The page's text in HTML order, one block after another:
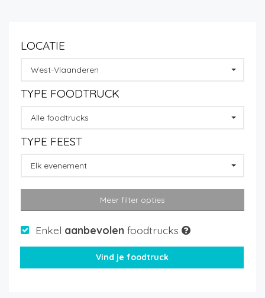
LOCATIE
West-Vlaanderen
TYPE FOODTRUCK
Alle foodtrucks
TYPE FEEST
Elk evenement
Meer filter opties
Enkel aanbevolen foodtrucks